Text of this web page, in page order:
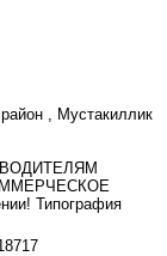
, Мустакиллик
Типография